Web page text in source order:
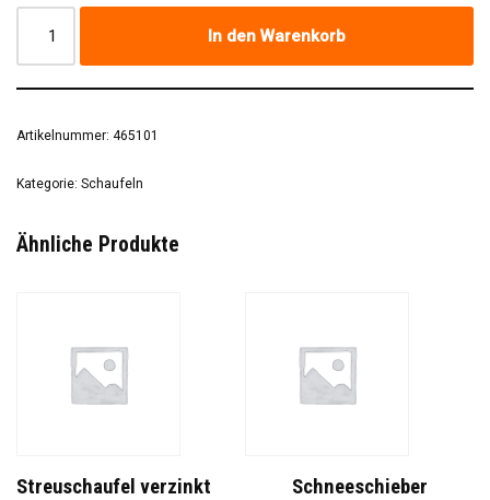
In den Warenkorb
Artikelnummer: 465101
Kategorie: Schaufeln
Ähnliche Produkte
Streuschaufel verzinkt
Schneeschieber